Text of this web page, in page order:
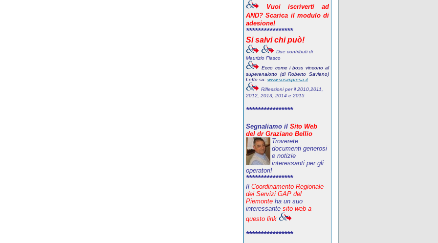
Vuoi iscriverti
ad
AND? Scarica il modulo di
adesione!
****************
Si salvi chi può!
Due contributi di
Maurizio Fiasco
Ecco come i boss vincono al
superenalotto (di Roberto Saviano)
Letto su: www.sosimpresa.it
Riflessioni per il 2010,2011,
2012, 2013, 2014 e 2015
****************
Segnaliamo il Sito Web
del dr Graziano Bellio
Troverete
documenti generosi
e notizie
interessanti per gli
operatori!
****************
Il Coordinamento Regionale
dei Servizi GAP del
Piemonte ha un suo
interessante sito web a
questo link
****************